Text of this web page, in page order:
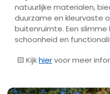
natuurlijke materialen,
duurzame en kleurvaste
buitenruimte. Een slimme
schoonheid en
🟨 Kijkhiervoor meer